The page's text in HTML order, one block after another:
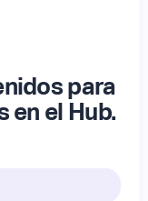
para
en el Hub.